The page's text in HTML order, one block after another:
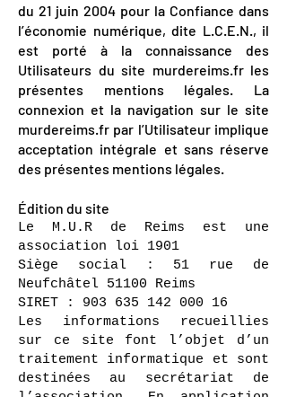
du 21 juin 2004 pour la Confiance dans
l’économie numérique, dite L.C.E.N., il
est porté à la connaissance des
Utilisateurs du site murdereims.fr les
présentes mentions légales. La
connexion et la navigation sur le site
murdereims.fr par l’Utilisateur implique
acceptation intégrale et sans réserve
des présentes mentions légales.
Édition du site
Le M.U.R de Reims est une
association loi 1901
Siège social : 51 rue de
Neufchâtel 51100 Reims
SIRET : 903 635 142 000 16
Les informations recueillies
sur ce site font l’objet d’un
traitement informatique et sont
destinées au secrétariat de